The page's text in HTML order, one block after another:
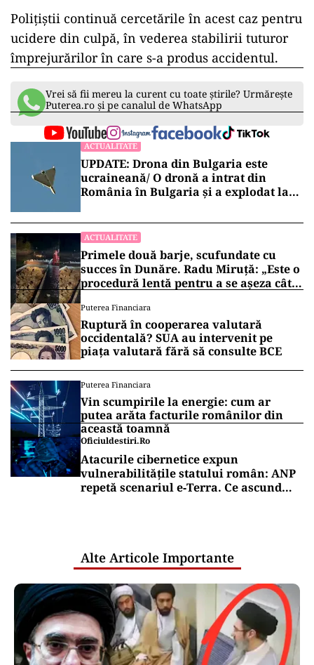
ad
Conducătorul auto de 51 de ani a fost testat cu
aparatul etilotest, iar rezultatul a arătat că nu
consumase alcool.
Polițiștii continuă cercetările în acest caz pentru
ucidere din culpă, în vederea stabilirii tuturor
împrejurărilor în care s-a produs accidentul.
Vrei să fii mereu la curent cu toate știrile? Urmărește
Puterea.ro și pe canalul de WhatsApp
ACTUALITATE
UPDATE: Drona din Bulgaria este
ucraineană/ O dronă a intrat din
România în Bulgaria şi a explodat la
100 de metri de graniţă
ACTUALITATE
Primele două barje, scufundate cu
succes în Dunăre. Radu Miruță: „Este o
procedură lentă pentru a se așeza cât
piața valutară fără să consulte BCE
Puterea Financiara
Vin scumpirile la energie: cum ar
putea arăta facturile românilor din
această toamnă
Oficiuldestiri.ro